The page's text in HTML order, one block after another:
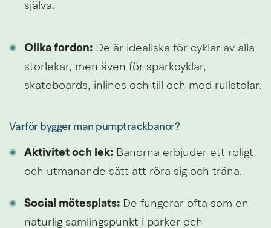
själva.
Olika fordon: De är idealiska för cyklar av alla
storlekar, men även för sparkcyklar,
skateboards, inlines och till och med rullstolar.
Varför bygger man pumptrackbanor?
Aktivitet och lek: Banorna erbjuder ett roligt
och utmanande sätt att röra sig och träna.
Social mötesplats: De fungerar ofta som en
naturlig samlingspunkt i parker och